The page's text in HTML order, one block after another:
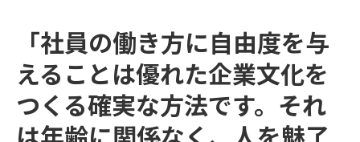
「社員の働き方に自由度を与
えることは優れた企業文化を
つくる確実な方法です。それ